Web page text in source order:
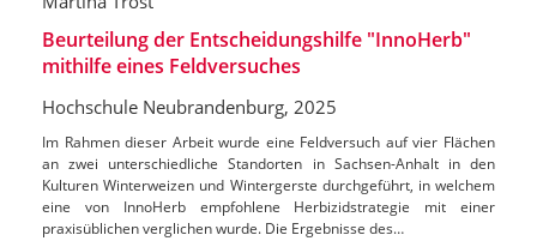
Beurteilung der Entscheidungshilfe "InnoHerb"
mithilfe eines Feldversuches
Hochschule Neubrandenburg, 2025
Im Rahmen dieser Arbeit wurde eine Feldversuch auf vier Flächen
an zwei unterschiedliche Standorten in Sachsen-Anhalt in den
Kulturen Winterweizen und Wintergerste durchgeführt, in welchem
eine von InnoHerb empfohlene Herbizidstrategie mit einer
praxisüblichen verglichen wurde. Die Ergebnisse des…